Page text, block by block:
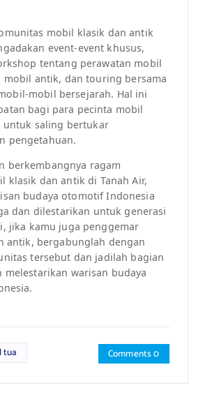
mobil klasik dan antik
event-event khusus,
tentang perawatan mobil
mobil antik, dan touring bersama
mobil bersejarah. Hal ini
bagi para pecinta mobil
untuk saling bertukar
pengetahuan.
berkembangnya ragam
klasik dan antik di Tanah Air,
budaya otomotif Indonesia
dan dilestarikan untuk generasi
jika kamu juga penggemar
antik, bergabunglah dengan
tersebut dan jadilah bagian
melestarikan warisan budaya
tua Comments 0